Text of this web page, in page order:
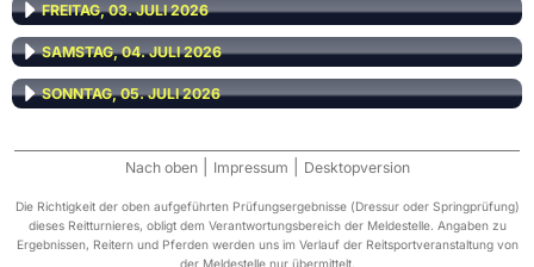
FREITAG, 03. JULI 2026
SAMSTAG, 04. JULI 2026
SONNTAG, 05. JULI 2026
Nach oben Impressum Desktopversion
Die Richtigkeit der oben aufgeführten Prüfungsergebnisse (Dressur oder Springprüfung)
dieses Reitturnieres, obligt dem Verantwortungsbereich der Meldestelle. Angaben zu
Ergebnissen, Reitern und Pferden werden uns im Verlauf der Reitsportveranstaltung von
der Meldestelle nur übermittelt.